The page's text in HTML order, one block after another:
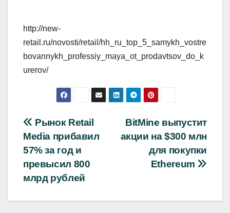
http://new-
retail.ru/novosti/retail/hh_ru_top_5_samykh_vostre
bovannykh_professiy_maya_ot_prodavtsov_do_k
urerov/
Навигация
по
записям
BitMine выпустит
акции на $300 млн
для покупки
Ethereum
Рынок Retail
Media прибавил
57% за год и
превысил 800
млрд рублей